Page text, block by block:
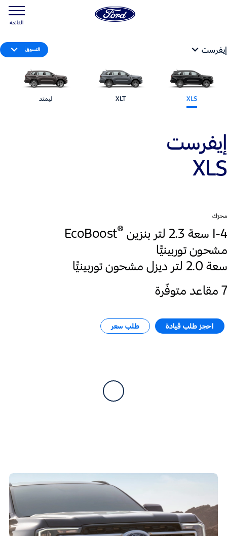
القائمة
إيفرست التسوق
XLS
XLT ليمتد
إيفرست
XLS
محرّك
I-4 سعة 2.3 لتر‎ ‎بنزين ®
EcoBoost
مشحون توربينيًّا
سعة 2.0 لتر ديزل مشحون توربينيًّا
7 مقاعد متوفّرة
احجز طلب قيادة​ طلب سعر​